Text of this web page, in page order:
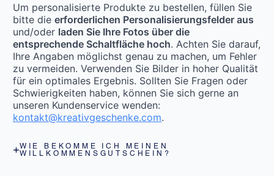
Um personalisierte Produkte zu bestellen, füllen Sie
bitte die erforderlichen Personalisierungsfelder aus
und/oder laden Sie Ihre Fotos über die
entsprechende Schaltfläche hoch. Achten Sie darauf,
Ihre Angaben möglichst genau zu machen, um Fehler
zu vermeiden. Verwenden Sie Bilder in hoher Qualität
für ein optimales Ergebnis. Sollten Sie Fragen oder
Schwierigkeiten haben, können Sie sich gerne an
unseren Kundenservice wenden:
kontakt@kreativgeschenke.com.
WIE BEKOMME ICH MEINEN
WILLKOMMENSGUTSCHEIN?